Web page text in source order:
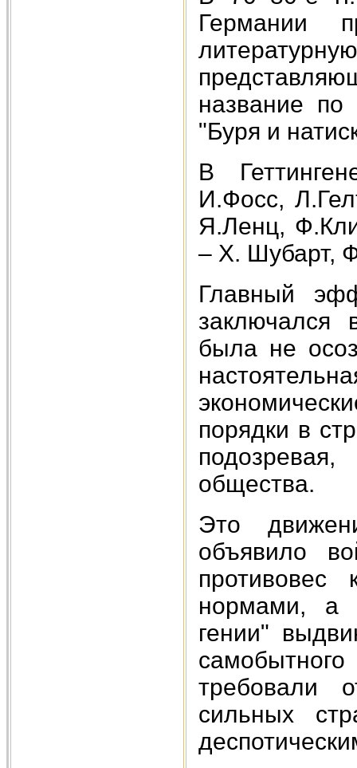
Германии
название
"Буря и
В
И.Фосс,
Я.Ленц,
– X. Шубарт,
Главный
заключался
была не
порядки в
общества.
Это
объявило
противовес
нормами, а
гении"
требовали
сильных